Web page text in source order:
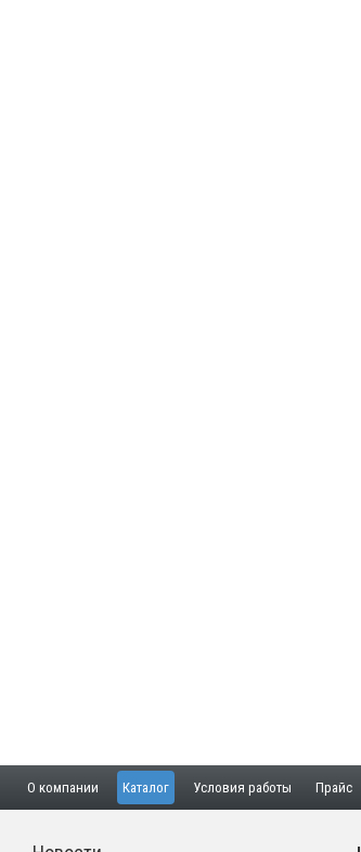
О компании Каталог Условия работы Прайс